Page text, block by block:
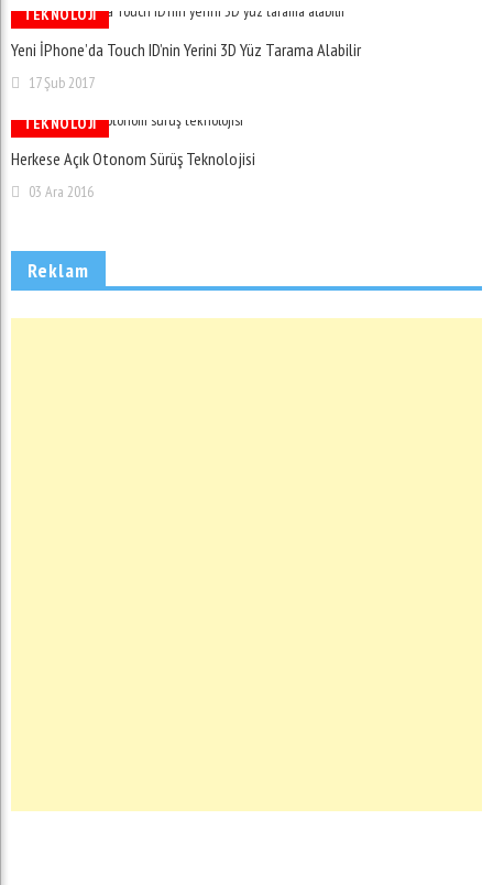
TEKNOLOJI
Yeni İPhone’da Touch ID’nin Yerini 3D Yüz Tarama Alabilir
17 Şub 2017
TEKNOLOJI
Herkese Açık Otonom Sürüş Teknolojisi
03 Ara 2016
Reklam